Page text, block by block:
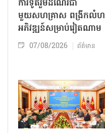
ការទូតរួមដំណើរជា
មួយសហគ្រាស ពង្រីកលំហ
អភិវឌ្ឍន៍សម្រាប់វៀតណាម
07/08/2026 ព័ត៌មាន